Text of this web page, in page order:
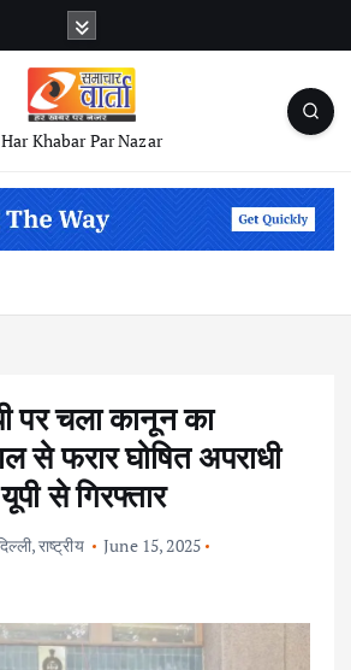
Har Khabar Par Nazar
पर चला कानून का
से फरार घोषित अपराधी
से गिरफ्तार
,राष्ट्रीय
June 15, 2025